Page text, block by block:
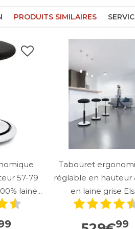
PRODUITS SIMILAIRES
57-79
laine...
Tabouret
réglable en hauteur
en laine grise
99